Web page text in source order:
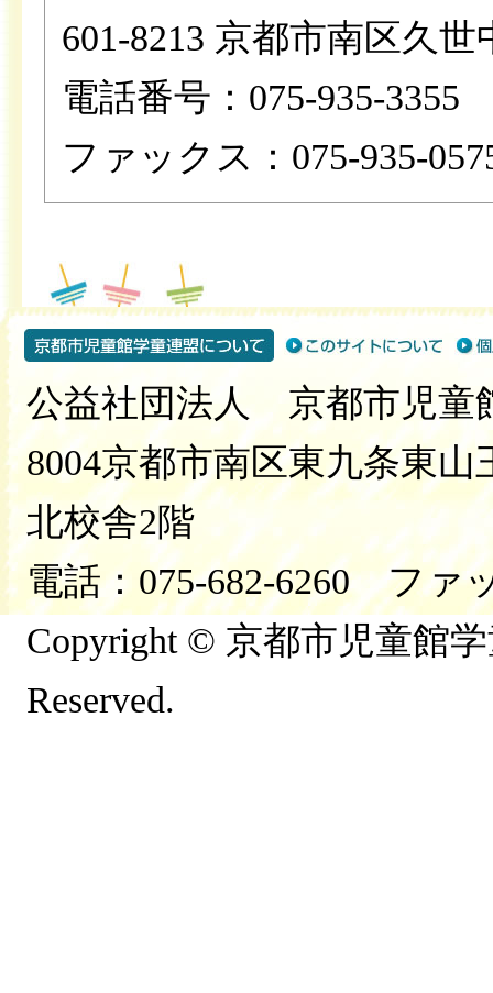
601-8213 京都市南区久世
電話番号：075-935-3355
ファックス：075-935-
公益社団法人 京都市児童
8004京都市南区東九条東山
北校舎2階
電話：075-682-6260 ファ
Copyright © 京都市児童館
Reserved.